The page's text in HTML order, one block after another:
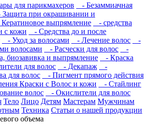
для парикмахеров
- Безаммиачная
при окрашивании и
выпрямление
- средства
с кожи
- Средства до и после
- Уход за волосами - Лечение волос
-
волосами
- Расчески для волос
-
биозавивка и выпрямление
- Краска
для волос - Декапаж
-
для волос
- Пигмент прямого действия
Краски с Волос и кожи
- Стайлинг
волос
- Окислители для волос
Тело Лицо Детям Мастерам Мужчинам
Техника Статьи о нашей продукции
объема